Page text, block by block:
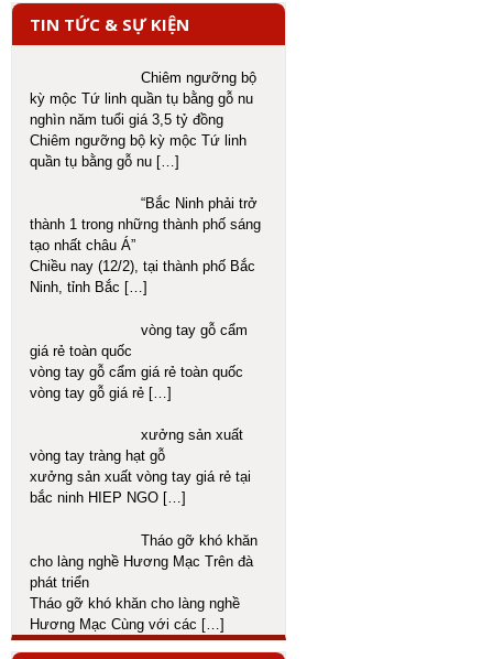
TIN TỨC & SỰ KIỆN
Chiêm ngưỡng bộ
kỳ mộc Tứ linh quần tụ bằng gỗ nu
nghìn năm tuổi giá 3,5 tỷ đồng
Chiêm ngưỡng bộ kỳ mộc Tứ linh
quần tụ bằng gỗ nu […]
“Bắc Ninh phải trở
thành 1 trong những thành phố sáng
tạo nhất châu Á”
Chiều nay (12/2), tại thành phố Bắc
Ninh, tỉnh Bắc […]
vòng tay gỗ cẩm
giá rẻ toàn quốc
vòng tay gỗ cẩm giá rẻ toàn quốc
vòng tay gỗ giá rẻ […]
xưởng sản xuất
vòng tay tràng hạt gỗ
xưởng sản xuất vòng tay giá rẻ tại
bắc ninh HIEP NGO […]
Tháo gỡ khó khăn
cho làng nghề Hương Mạc Trên đà
phát triển
Tháo gỡ khó khăn cho làng nghề
Hương Mạc Cùng với các […]